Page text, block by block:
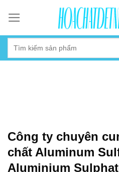
content
Công ty chuyên
chất Aluminum
Aluminium